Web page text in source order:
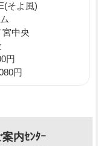
そよ風)
中央
円
円
内ｾﾝﾀｰ